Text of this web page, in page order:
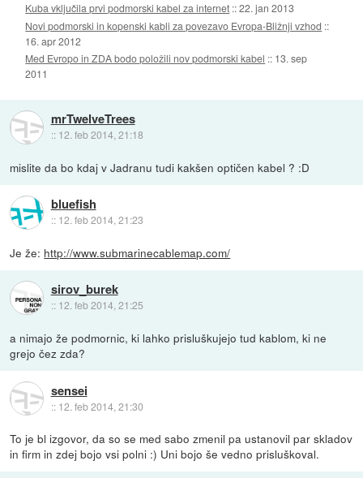
Kuba vključila prvi podmorski kabel za internet ::22. jan 2013
Novi podmorski in kopenski kabli za povezavo Evropa-Bližnji vzhod ::
16. apr 2012
Med Evropo in ZDA bodo položili nov podmorski kabel :: 13. sep
2011
mrTwelveTrees
:: 12. feb 2014, 21:18
mislite da bo kdaj v Jadranu tudi kakšen optičen kabel ? :D
bluefish
:: 12. feb 2014, 21:23
Je že: http://www.submarinecablemap.com/
sirov_burek
:: 12. feb 2014, 21:25
a nimajo že podmornic, ki lahko prisluškujejo tud kablom, ki ne
grejo čez zda?
sensei
:: 12. feb 2014, 21:30
To je bl izgovor, da so se med sabo zmenil pa ustanovil par skladov
in firm in zdej bojo vsi polni :) Uni bojo še vedno prisluškoval.